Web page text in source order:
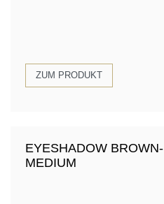
ZUM PRODUKT
EYESHADOW BROWN-
MEDIUM